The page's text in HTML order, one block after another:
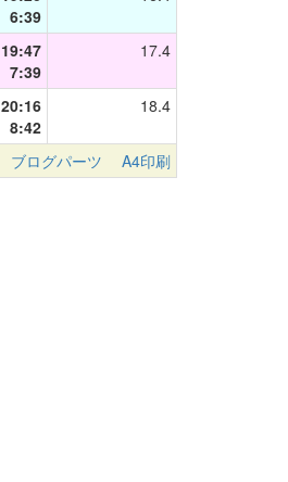
6:39
19:47
7:39
17.4
20:16
8:42
18.4
ブログパーツ A4印刷